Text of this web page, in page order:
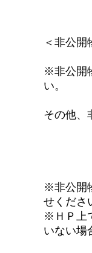
＜非公開
※非公開
い。
その他、
※非公開
せくださ
※ＨＰ上
いない場